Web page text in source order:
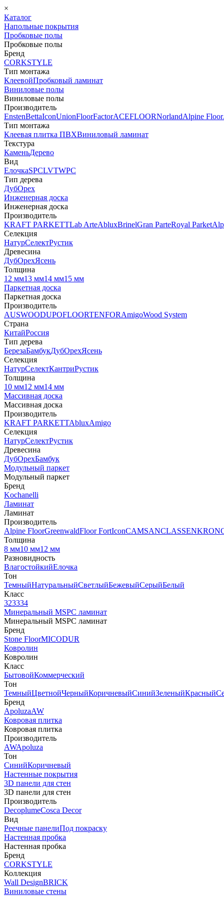
×
Каталог
Напольные покрытия
Пробковые полы
Пробковые полы
Бренд
CORKSTYLE
Тип монтажа
КлеевойПробковый ламинат
Виниловые полы
Виниловые полы
Производитель
EnstenBettaIconUnionFloorFactorACEFLOORNorlandAlpine Floor
Тип монтажа
Клеевая плитка ПВХВиниловый ламинат
Текстура
КаменьДерево
Вид
ЕлочкаSPCLVTWPC
Тип дерева
ДубОрех
Инженерная доска
Инженерная доска
Производитель
KRAFT PARKETTLab ArteAbluxBrinelGran ParteRoyal Parket
Селекция
НатурСелектРустик
Древесина
ДубОрехЯсень
Толщина
12 мм13 мм14 мм15 мм
Паркетная доска
Паркетная доска
Производитель
AUSWOODUPOFLOORTENFORAmigoWood System
Страна
КитайРоссия
Тип дерева
БерезаБамбукДубОрехЯсень
Селекция
НатурСелектКантриРустик
Толщина
10 мм12 мм14 мм
Массивная доска
Массивная доска
Производитель
KRAFT PARKETTAbluxAmigo
Селекция
НатурСелектРустик
Древесина
ДубОрехБамбук
Модульный паркет
Модульный паркет
Бренд
Kochanelli
Ламинат
Ламинат
Производитель
Alpine FloorGreenwaldFloor FortIconCAMSANCLASSEN
Толщина
8 мм10 мм12 мм
Разновидность
ВлагостойкийЕлочка
Тон
ТемныйНатуральныйСветлыйБежевыйСерыйБелый
Класс
323334
Минеральный MSPC ламинат
Минеральный MSPC ламинат
Бренд
Stone FloorMICODUR
Ковролин
Ковролин
Класс
БытовойКоммерческий
Тон
ТемныйЦветнойЧерныйКоричневыйСинийЗеленыйКрасный
Бренд
ApoluzaAW
Ковровая плитка
Ковровая плитка
Производитель
AWApoluza
Тон
СинийКоричневый
Настенные покрытия
3D панели для стен
3D панели для стен
Производитель
DecoplumeCosca Decor
Вид
Реечные панелиПод покраску
Настенная пробка
Настенная пробка
Бренд
CORKSTYLE
Коллекция
Wall DesignBRICK
Виниловые стены